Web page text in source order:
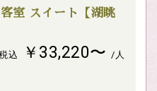
室 スイート【湖眺
込 ￥33,220〜 /人